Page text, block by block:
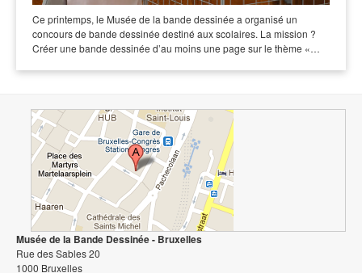
Ce printemps, le Musée de la bande dessinée a organisé un
concours de bande dessinée destiné aux scolaires. La mission ?
Créer une bande dessinée d’au moins une page sur le thème «…
Musée de la Bande Dessinée - Bruxelles
Rue des Sables 20
1000 Bruxelles